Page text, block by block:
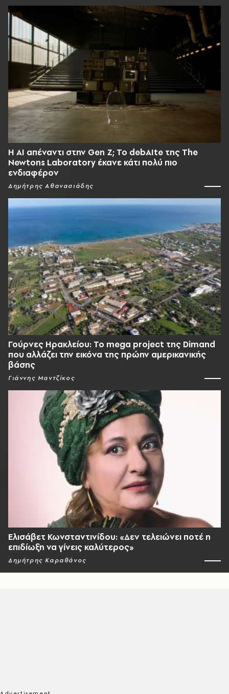
Η AI απέναντι στην Gen Z; Το debAIte της The
Newtons Laboratory έκανε κάτι πολύ πιο
ενδιαφέρον
Δημήτρης Αθανασιάδης
Γούρνες Ηρακλείου: To mega project της Dimand
που αλλάζει την εικόνα της πρώην αμερικανικής
βάσης
Γιάννης Μαντζίκος
Ελισάβετ Κωνσταντινίδου: «Δεν τελειώνει ποτέ η
επιδίωξη να γίνεις καλύτερος»
Δημήτρης Καραθάνος